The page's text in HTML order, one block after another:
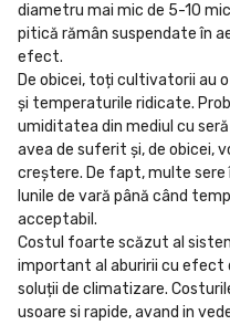
diametru mai mic de 5-10
pitică rămân suspendate în
efect.
De obicei, toți cultivatorii au
și temperaturile ridicate.
umiditatea din mediul cu
avea de suferit și, de obicei,
creștere. De fapt, multe sere
lunile de vară până când
acceptabil.
Costul foarte scăzut al
important al aburirii cu efect
soluții de climatizare.
usoare si rapide, avand in